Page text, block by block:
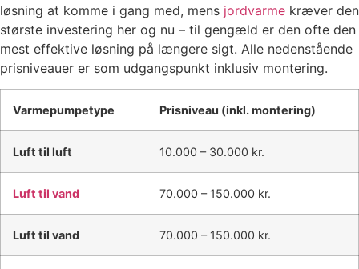
løsning at komme i gang med, mens jordvarme kræver den
største investering her og nu – til gengæld er den ofte den
mest effektive løsning på længere sigt. Alle nedenstående
prisniveauer er som udgangspunkt inklusiv montering.
Varmepumpetype Prisniveau (inkl. montering)
Luft til luft 10.000 – 30.000 kr.
Luft til vand 70.000 – 150.000 kr.
Luft til vand 70.000 – 150.000 kr.